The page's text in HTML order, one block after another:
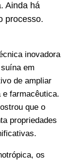
Ainda há
processo.
inovadora
em
de ampliar
farmacêutica.
que o
propriedades
os